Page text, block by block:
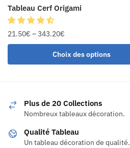
Tableau Cerf Origami
21.50€ –343.20€
Choix des options
Plus de 20 Collections
Nombreux tableaux décoration.
Qualité Tableau
Un tableau décoration de qualité.